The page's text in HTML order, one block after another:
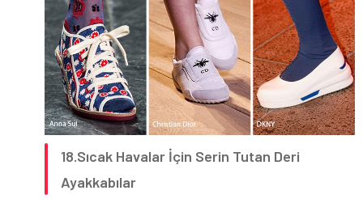
18.Sıcak Havalar İçin Serin Tutan Deri
Ayakkabılar